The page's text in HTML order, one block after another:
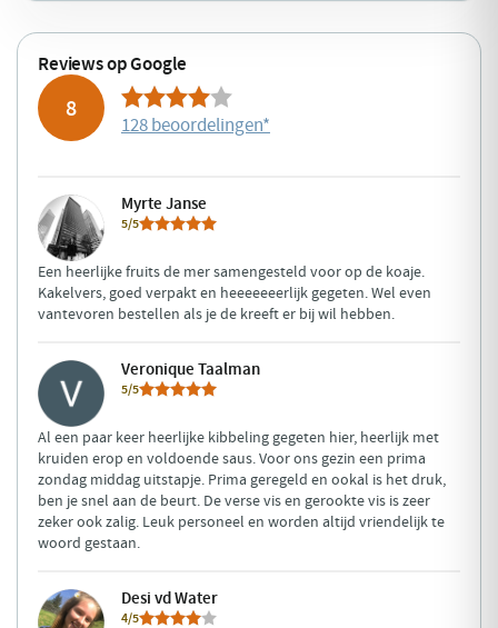
Reviews op Google
8
128 beoordelingen*
Myrte Janse
5/5
Een heerlijke fruits de mer samengesteld voor op de koaje.
Kakelvers, goed verpakt en heeeeeeerlijk gegeten. Wel even
vantevoren bestellen als je de kreeft er bij wil hebben.
Veronique Taalman
5/5
Al een paar keer heerlijke kibbeling gegeten hier, heerlijk met
kruiden erop en voldoende saus. Voor ons gezin een prima
zondag middag uitstapje. Prima geregeld en ookal is het druk,
ben je snel aan de beurt. De verse vis en gerookte vis is zeer
zeker ook zalig. Leuk personeel en worden altijd vriendelijk te
woord gestaan.
Desi vd Water
4/5